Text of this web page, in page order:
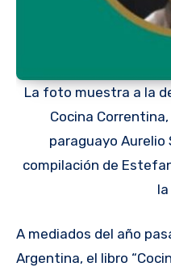
La foto muestra a la
Cocina
paraguayo Aurelio
compilación de
A mediados del año pasado se presentó en
Argentina, el libro